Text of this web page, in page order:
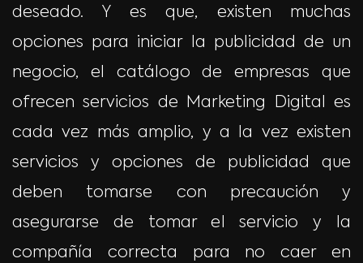
deseado. Y es que, existen muchas
opciones para iniciar la publicidad de un
negocio, el catálogo de empresas que
ofrecen servicios de Marketing Digital es
cada vez más amplio, y a la vez existen
servicios y opciones de publicidad que
deben tomarse con precaución y
asegurarse de tomar el servicio y la
compañía correcta para no caer en